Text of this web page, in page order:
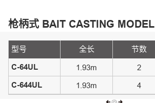
枪柄式 BAIT CASTING MODEL
型号 全长 节数
C-64UL
1.93m 2
C-644UL 1.93m 4